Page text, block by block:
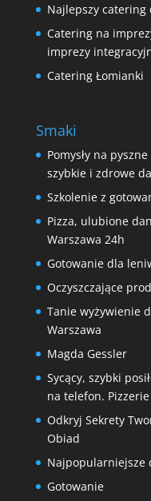
Najlepszy catering
Catering na
imprezy
Catering Łomianki
Smaki
Pomysły na
szybkie i zdrowe
Szkolenie z
Pizza, ulubione
Warszawa 24h
Gotowanie dla
Oczyszczające
Tanie wyżywienie
Warszawa
Magda Gessler
Sycący, szybki
na telefon.
Odkryj Sekrety
Obiad
Najpopularniejsze
Gotowanie